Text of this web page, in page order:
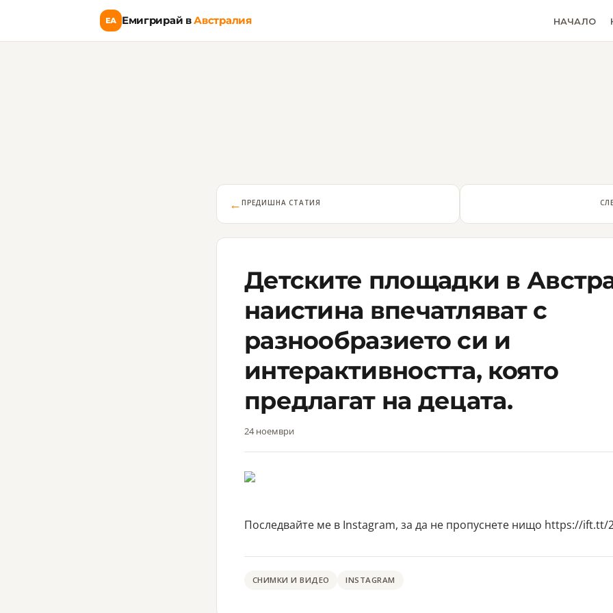
ЕА Емигрирай вАвстралия НАЧАЛО
← ПРЕДИШНА СТАТИЯ
Детските площадки в
наистина впечатляват с
разнообразието си и
интерактивността, която
предлагат на децата.
24 ноември
Последвайте ме в Instagram, за да не пропуснете нищо https://ift.tt/
СНИМКИ И ВИДЕО INSTAGRAM